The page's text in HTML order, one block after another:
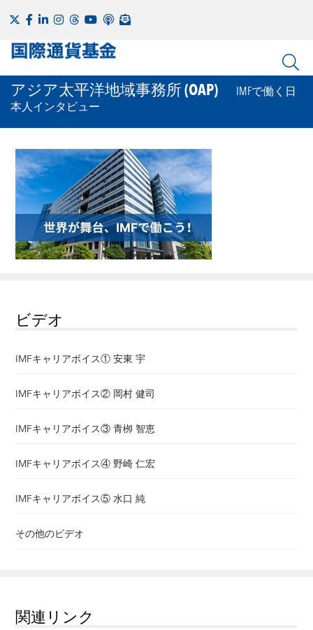
アジア太平洋地域事務所 (OAP)
IMFで働く日
本人インタビュー
ビデオ
IMFキャリアボイス① 安東 宇
IMFキャリアボイス② 岡村 健司
IMFキャリアボイス③ 青栁 智恵
IMFキャリアボイス④ 野崎 仁宏
IMFキャリアボイス⑤ 水口 純
その他のビデオ
関連リンク